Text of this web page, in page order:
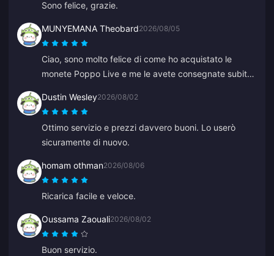
Sono felice, grazie.
MUNYEMANA Theobard2026/08/05
Ciao, sono molto felice di come ho acquistato le
monete Poppo Live e me le avete consegnate subito
vostra app e di come mi ha guidato. Grazie,
continuate così.
Dustin Wesley2026/08/02
Ottimo servizio e prezzi davvero buoni. Lo userò
sicuramente di nuovo.
homam othman2026/08/06
Ricarica facile e veloce.
Oussama Zaouali2026/08/02
Buon servizio.